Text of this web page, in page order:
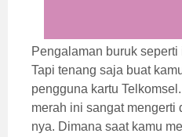
Pengalaman buruk
Tapi tenang saja buat
pengguna kartu
merah ini sangat mengerti
nya. Dimana saat kamu